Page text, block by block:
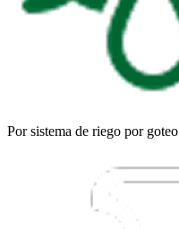
Por sistema de riego por goteo